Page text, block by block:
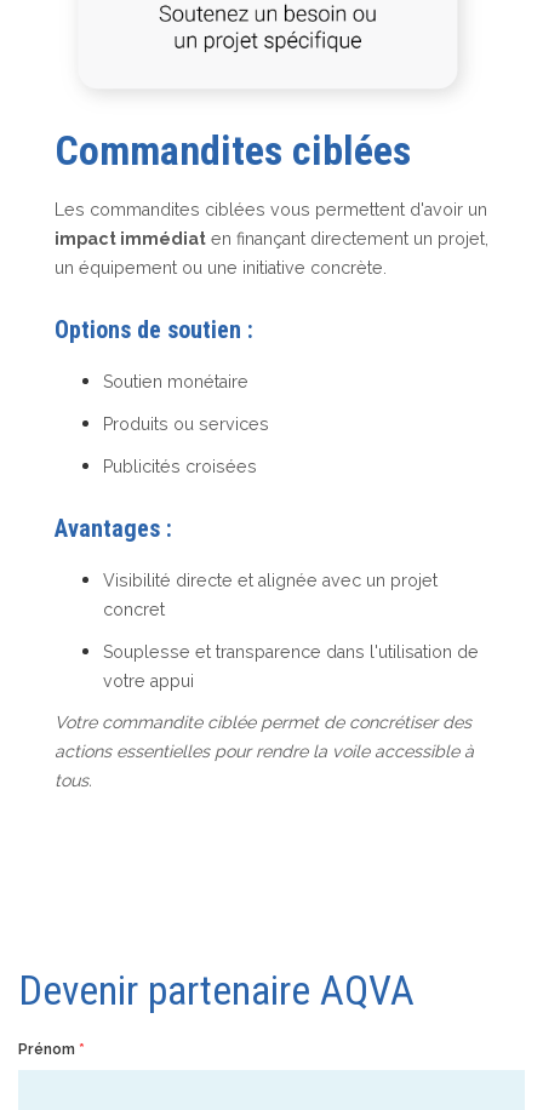
Commandites ciblées
Les commandites ciblées vous permettent d'avoir un
impact immédiat en finançant directement un projet,
un équipement ou une initiative concrète.
Options de soutien :
Soutien monétaire
Produits ou services
Publicités croisées
Avantages :
Visibilité directe et alignée avec un projet
concret
Souplesse et transparence dans l'utilisation de
votre appui
Votre commandite ciblée permet de concrétiser des
actions essentielles pour rendre la voile accessible à
tous.
Devenir partenaire AQVA
Prénom *